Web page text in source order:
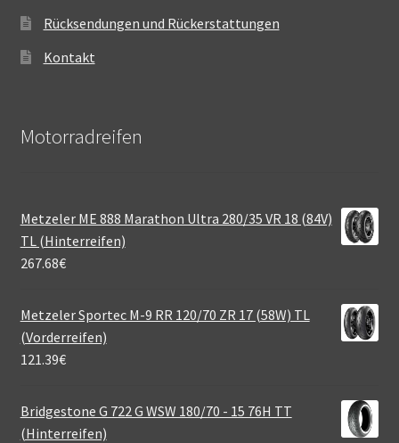
Rücksendungen und Rückerstattungen
Kontakt
Motorradreifen
Metzeler ME 888 Marathon Ultra 280/35 VR 18 (84V)
TL (Hinterreifen)
267.68€
Metzeler Sportec M-9 RR 120/70 ZR 17 (58W) TL
(Vorderreifen)
121.39€
Bridgestone G 722 G WSW 180/70 - 15 76H TT
(Hinterreifen)